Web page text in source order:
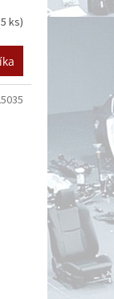
ks)